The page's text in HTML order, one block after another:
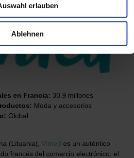
erlauben
Ablehnen
en Francia: 30.9 millones
Moda y accesorios
Global
(Lituania), Vinted es un auténtico
francés del comercio electrónico, el